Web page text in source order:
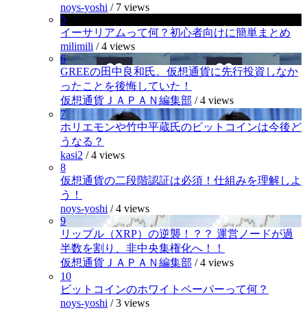
noys-yoshi / 7 views
5
イーサリアムって何？初心者向けに簡単まとめ
milimili /4 views
6
GREEの田中良和氏。仮想通貨に先行投資しなか
ったことを後悔していた！
仮想通貨ＪＡＰＡＮ編集部 /4 views
7
ホリエモンや竹中平蔵氏のビットコインは今後ど
うなる？
kasi2 /4 views
8
仮想通貨の二段階認証は必須！仕組みを理解しよ
う！
noys-yoshi /4 views
9
リップル（XRP）の逆襲！？？ 運営ノードが過
半数を割り、非中央集権化へ！！
仮想通貨ＪＡＰＡＮ編集部 /4 views
10
ビットコインのホワイトペーパーって何？
noys-yoshi /3 views